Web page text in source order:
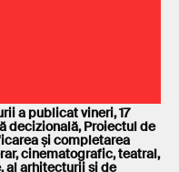
a publicat vineri, 17
decizională, Proiectul de
și completarea
cinematografic, teatral,
al arhitecturii și de